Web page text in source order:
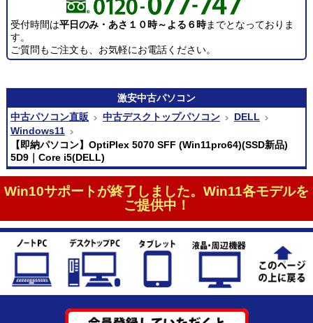
受付時間は平日のみ・あさ１０時～よる６時までとなっておりま
す。
ご質問もご注文も、お気軽にお電話ください。
激安中古パソコン
中古パソコン直販
中古デスクトップパソコン
DELL
Windows11
【即納パソコン】OptiPlex 5070 SFF (Win11pro64)(SSD新品)
5D9｜Core i5(DELL)
Win10サポートが終了しました。Win11各モデルを
ご提供中！